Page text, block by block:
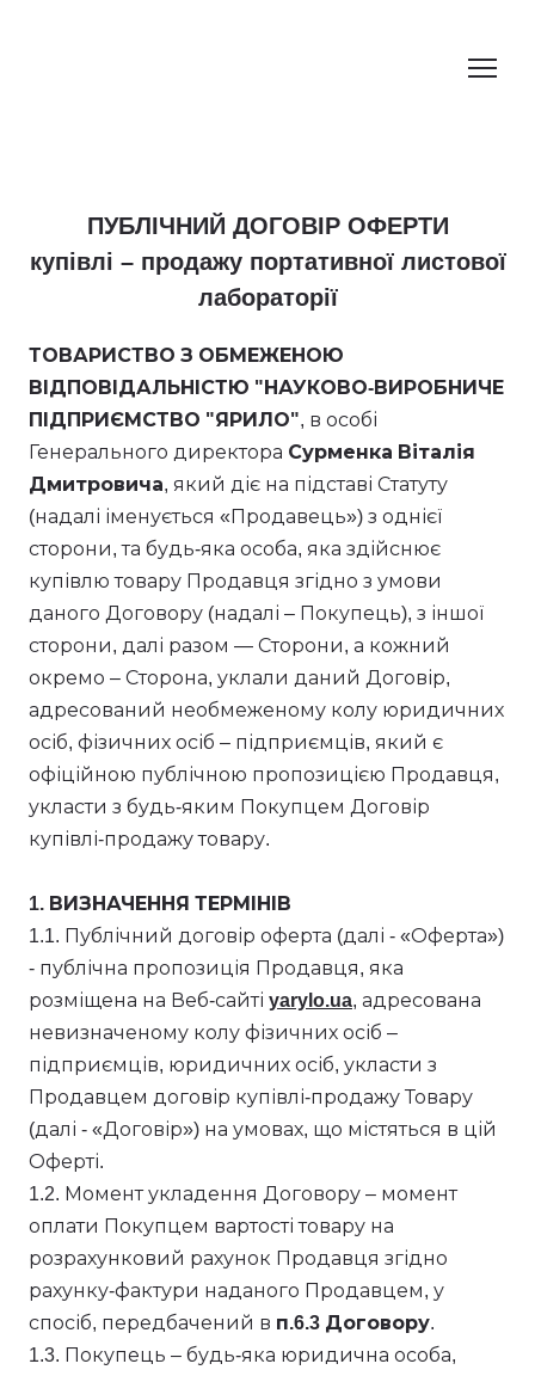
ПУБЛІЧНИЙ ДОГОВІР ОФЕРТИ
купівлі – продажу портативної листової
лабораторії
ТОВАРИСТВО З ОБМЕЖЕНОЮ
ВІДПОВІДАЛЬНІСТЮ "НАУКОВО-ВИРОБНИЧЕ
ПІДПРИЄМСТВО "ЯРИЛО", в особі
Генерального директора Сурменка Віталія
Дмитровича, який діє на підставі Статуту
(надалі іменується «Продавець») з однієї
сторони, та будь-яка особа, яка здійснює
купівлю товару Продавця згідно з умови
даного Договору (надалі – Покупець), з іншої
сторони, далі разом — Сторони, а кожний
окремо – Сторона, уклали даний Договір,
адресований необмеженому колу юридичних
осіб, фізичних осіб – підприємців, який є
офіційною публічною пропозицією Продавця,
укласти з будь-яким Покупцем Договір
купівлі-продажу товару.
1. ВИЗНАЧЕННЯ ТЕРМІНІВ
1.1. Публічний договір оферта (далі - «Оферта»)
- публічна пропозиція Продавця, яка
розміщена на Веб-сайті yarylo.ua, адресована
невизначеному колу фізичних осіб –
підприємців, юридичних осіб, укласти з
Продавцем договір купівлі-продажу Товару
(далі - «Договір») на умовах, що містяться в цій
Оферті.
1.2. Момент укладення Договору – момент
оплати Покупцем вартості товару на
розрахунковий рахунок Продавця згідно
рахунку-фактури наданого Продавцем, у
спосіб, передбачений в п.6.3 Договору.
1.3. Покупець – будь-яка юридична особа,